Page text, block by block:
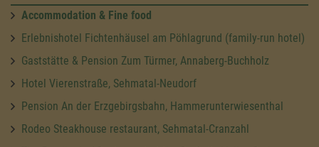
Accommodation & Fine food
Erlebnishotel Fichtenhäusel am Pöhlagrund (family-run hotel)
Gaststätte & Pension Zum Türmer, Annaberg-Buchholz
Hotel Vierenstraße, Sehmatal-Neudorf
Pension An der Erzgebirgsbahn, Hammerunterwiesenthal
Rodeo Steakhouse restaurant, Sehmatal-Cranzahl